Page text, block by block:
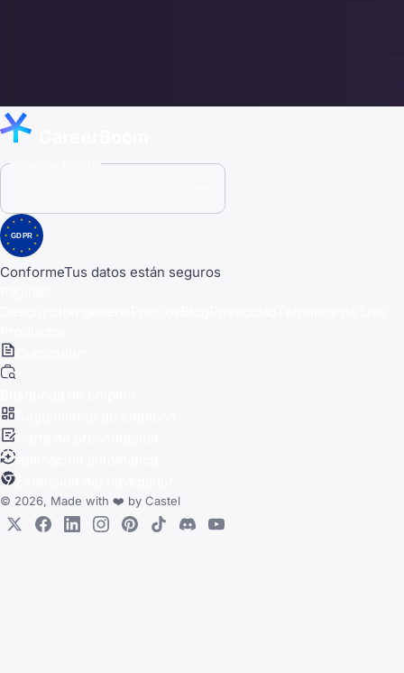
GDPR
ConformeTus datos están seguros
© 2026, Made with ❤️ by Castel